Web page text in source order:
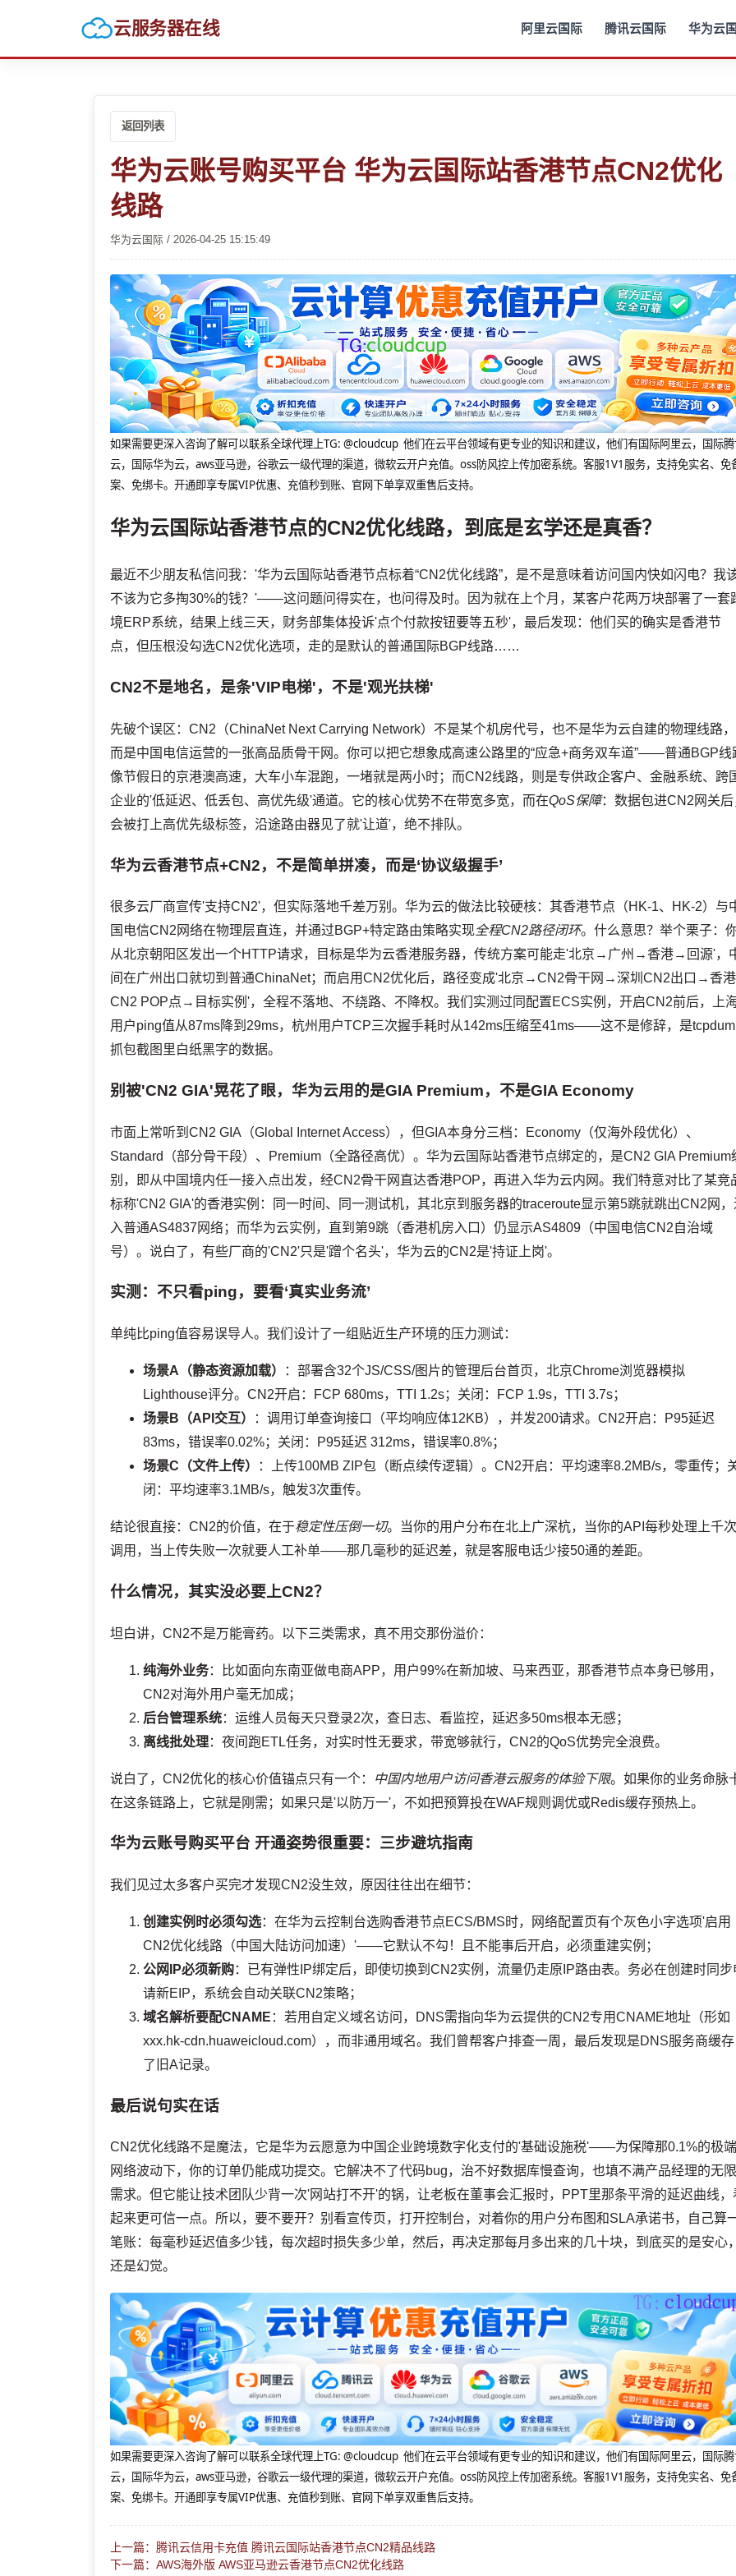
云服务器在线 阿里云国际 腾讯云国际 华为云
返回列表
华为云账号购买平台 华为云国际站香港节点CN2优化
线路
华为云国际 / 2026-04-25 15:15:49
如果需要更深入咨询了解可以联系全球代理上TG: @cloudcup 他们在云平台领域有更专业的知识和建议，他们有国际阿里云，国际
云，国际华为云，aws亚马逊，谷歌云一级代理的渠道，微软云开户充值。oss防风控上传加密系统。客服1V1服务，支持免实名、免
案、免绑卡。开通即享专属VIP优惠、充值秒到账、官网下单享双重售后支持。
华为云国际站香港节点的CN2优化线路，到底是玄学还是真香？
最近不少朋友私信问我：'华为云国际站香港节点标着“CN2优化线路”，是不是意味着访问国内快如闪电？我
不该为它多掏30%的钱？'——这问题问得实在，也问得及时。因为就在上个月，某客户花两万块部署了一套
境ERP系统，结果上线三天，财务部集体投诉'点个付款按钮要等五秒'，最后发现：他们买的确实是香港节
点，但压根没勾选CN2优化选项，走的是默认的普通国际BGP线路……
CN2不是地名，是条'VIP电梯'，不是'观光扶梯'
先破个误区：CN2（ChinaNet Next Carrying Network）不是某个机房代号，也不是华为云自建的物理线路，
而是中国电信运营的一张高品质骨干网。你可以把它想象成高速公路里的“应急+商务双车道”——普通BGP线
像节假日的京港澳高速，大车小车混跑，一堵就是两小时；而CN2线路，则是专供政企客户、金融系统、跨
企业的'低延迟、低丢包、高优先级'通道。它的核心优势不在带宽多宽，而在QoS保障：数据包进CN2网关后
会被打上高优先级标签，沿途路由器见了就'让道'，绝不排队。
华为云香港节点+CN2，不是简单拼凑，而是‘协议级握手’
很多云厂商宣传'支持CN2'，但实际落地千差万别。华为云的做法比较硬核：其香港节点（HK-1、HK-2）与
国电信CN2网络在物理层直连，并通过BGP+特定路由策略实现全程CN2路径闭环。什么意思？举个栗子：
从北京朝阳区发出一个HTTP请求，目标是华为云香港服务器，传统方案可能走'北京→广州→香港→回源'，
间在广州出口就切到普通ChinaNet；而启用CN2优化后，路径变成'北京→CN2骨干网→深圳CN2出口→香港
CN2 POP点→目标实例'，全程不落地、不绕路、不降权。我们实测过同配置ECS实例，开启CN2前后，上
用户ping值从87ms降到29ms，杭州用户TCP三次握手耗时从142ms压缩至41ms——这不是修辞，是
抓包截图里白纸黑字的数据。
别被'CN2 GIA'晃花了眼，华为云用的是GIA Premium，不是GIA Economy
市面上常听到CN2 GIA（Global Internet Access），但GIA本身分三档：Economy（仅海外段优化）、
Standard（部分骨干段）、Premium（全路径高优）。华为云国际站香港节点绑定的，是CN2 GIA Premium
别，即从中国境内任一接入点出发，经CN2骨干网直达香港POP，再进入华为云内网。我们特意对比了某竞
标称'CN2 GIA'的香港实例：同一时间、同一测试机，其北京到服务器的traceroute显示第5跳就跳出CN2网，
入普通AS4837网络；而华为云实例，直到第9跳（香港机房入口）仍显示AS4809（中国电信CN2自治域
号）。说白了，有些厂商的'CN2'只是'蹭个名头'，华为云的CN2是'持证上岗'。
实测：不只看ping，要看‘真实业务流’
单纯比ping值容易误导人。我们设计了一组贴近生产环境的压力测试：
场景A（静态资源加载）
：部署含32个JS/CSS/图片的管理后台首页，北京Chrome浏览器模拟
Lighthouse评分。CN2开启：FCP 680ms，TTI 1.2s；关闭：FCP 1.9s，TTI 3.7s；
场景B（API交互）
：调用订单查询接口（平均响应体12KB），并发200请求。CN2开启：P95延迟
83ms，错误率0.02%；关闭：P95延迟 312ms，错误率0.8%；
场景C（文件上传）
：上传100MB ZIP包（断点续传逻辑）。CN2开启：平均速率8.2MB/s，零重传；
闭：平均速率3.1MB/s，触发3次重传。
结论很直接：CN2的价值，在于稳定性压倒一切。当你的用户分布在北上广深杭，当你的API每秒处理上千
调用，当上传失败一次就要人工补单——那几毫秒的延迟差，就是客服电话少接50通的差距。
什么情况，其实没必要上CN2？
坦白讲，CN2不是万能膏药。以下三类需求，真不用交那份溢价：
纯海外业务：比如面向东南亚做电商APP，用户99%在新加坡、马来西亚，那香港节点本身已够用，
CN2对海外用户毫无加成；
后台管理系统：运维人员每天只登录2次，查日志、看监控，延迟多50ms根本无感；
离线批处理：夜间跑ETL任务，对实时性无要求，带宽够就行，CN2的QoS优势完全浪费。
说白了，CN2优化的核心价值锚点只有一个： 中国内地用户访问香港云服务的体验下限。如果你的业务命脉
在这条链路上，它就是刚需；如果只是'以防万一'，不如把预算投在WAF规则调优或Redis缓存预热上。
华为云账号购买平台 开通姿势很重要：三步避坑指南
我们见过太多客户买完才发现CN2没生效，原因往往出在细节：
创建实例时必须勾选：在华为云控制台选购香港节点ECS/BMS时，网络配置页有个灰色小字选项'启用
CN2优化线路（中国大陆访问加速）'——它默认不勾！且不能事后开启，必须重建实例；
公网IP必须新购：已有弹性IP绑定后，即使切换到CN2实例，流量仍走原IP路由表。务必在创建时同步
请新EIP，系统会自动关联CN2策略；
域名解析要配CNAME ：若用自定义域名访问，DNS需指向华为云提供的CN2专用CNAME地址（形如
xxx.hk-cdn.huaweicloud.com），而非通用域名。我们曾帮客户排查一周，最后发现是DNS服务商缓存
了旧A记录。
最后说句实在话
CN2优化线路不是魔法，它是华为云愿意为中国企业跨境数字化支付的'基础设施税'——为保障那0.1%的极
网络波动下，你的订单仍能成功提交。它解决不了代码bug，治不好数据库慢查询，也填不满产品经理的无
需求。但它能让技术团队少背一次'网站打不开'的锅，让老板在董事会汇报时，PPT里那条平滑的延迟曲线，
起来更可信一点。所以，要不要开？别看宣传页，打开控制台，对着你的用户分布图和SLA承诺书，自己算
笔账：每毫秒延迟值多少钱，每次超时损失多少单，然后，再决定那每月多出来的几十块，到底买的是安心
还是幻觉。
如果需要更深入咨询了解可以联系全球代理上TG: @cloudcup 他们在云平台领域有更专业的知识和建议，他们有国际阿里云，国际
云，国际华为云，aws亚马逊，谷歌云一级代理的渠道，微软云开户充值。oss防风控上传加密系统。客服1V1服务，支持免实名、免
案、免绑卡。开通即享专属VIP优惠、充值秒到账、官网下单享双重售后支持。
上一篇：腾讯云信用卡充值 腾讯云国际站香港节点CN2精品线路
下一篇：AWS海外版 AWS亚马逊云香港节点CN2优化线路